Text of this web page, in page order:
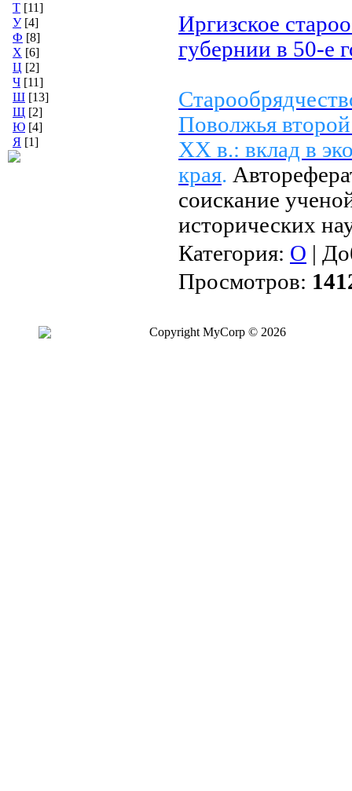
Т [11]
У [4]
Ф [8]
Х [6]
Ц [2]
Ч [11]
Ш [13]
Щ [2]
Ю [4]
Я [1]
Иргизское
губернии в 50-е
Поволжья
XX в.: вклад в
края.
соискание
исторических
Категория: О |
Просмотров:
Copyright MyCorp © 2026